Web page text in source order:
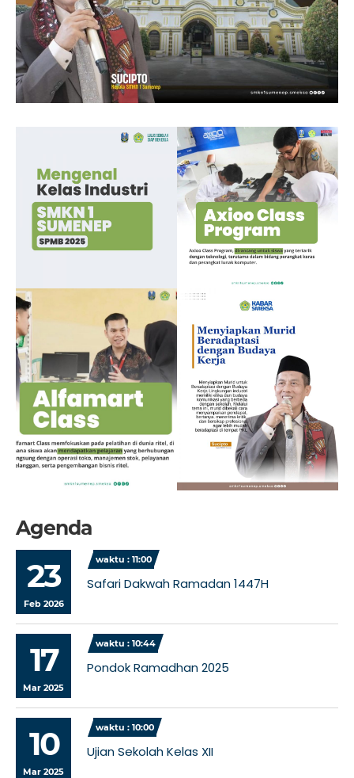
Agenda
23
Feb 2026
waktu : 11:00
Safari Dakwah Ramadan 1447H
17
Mar 2025
waktu : 10:44
Pondok Ramadhan 2025
10
Mar 2025
waktu : 10:00
Ujian Sekolah Kelas XII